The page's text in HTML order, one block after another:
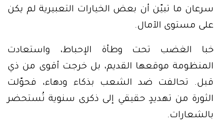
سرعان ما تبيّن أن بعض الخيارات التعبيرية لم يكن
على مستوى الآمال.
خبا الغضب تحت وطأة الإحباط، واستعادت
المنظومة موقعها القديم، بل خرجت أقوى من ذي
قبل. تحالفت ضد الشعب بذكاء ودهاء، فحوّلت
الثورة من تهديدٍ حقيقي إلى ذكرى سنوية تُستحضر
بالشعارات.